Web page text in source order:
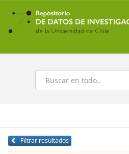
Ir
contenido
principal
Buscar
Filtrar resultados